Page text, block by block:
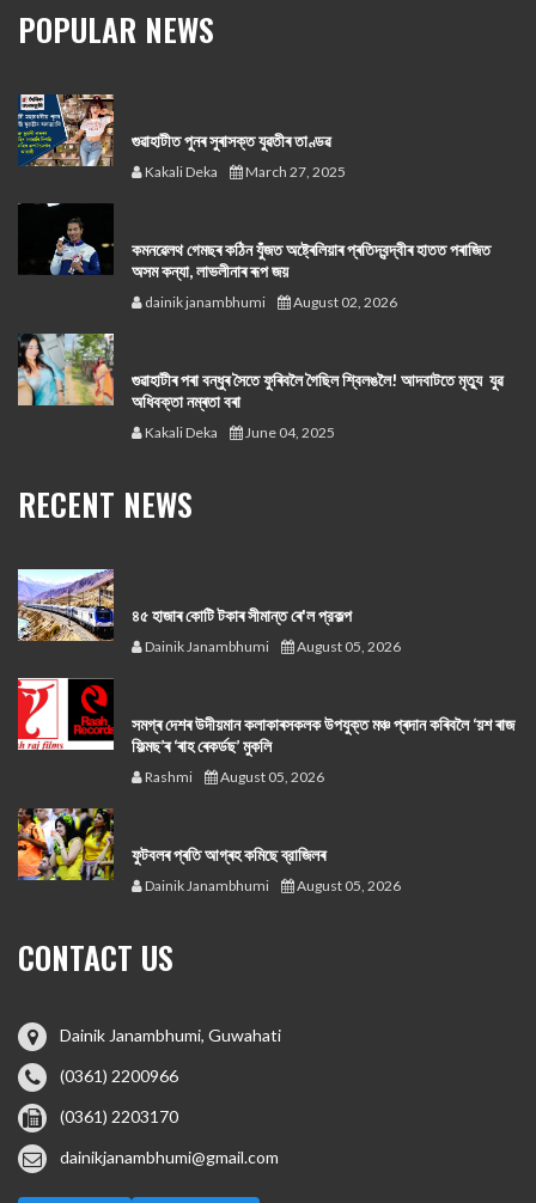
POPULAR NEWS
গুৱাহাটীত পুনৰ সুৰাসক্ত যুৱতীৰ তাণ্ডৱ
Kakali Deka March 27, 2025
কমনৱেলথ গেমছৰ কঠিন যুঁজত অষ্ট্ৰেলিয়াৰ প্ৰতিদ্বন্দ্বীৰ হাতত পৰাজিত
অসম কন্যা, লাভলীনাৰ ৰূপ জয়
dainik janambhumi August 02, 2026
গুৱাহাটীৰ পৰা বন্ধুৰ সৈতে ফুৰিবলৈ গৈছিল শ্বিলঙলৈ! আদবাটতে মৃত্যু যুৱ
অধিবক্তা নম্ৰতা বৰা
Kakali Deka June 04, 2025
RECENT NEWS
৪৫ হাজাৰ কোটি টকাৰ সীমান্ত ৰে'ল প্রকল্প
Dainik Janambhumi August 05, 2026
সমগ্ৰ দেশৰ উদীয়মান কলাকাৰসকলক উপযুক্ত মঞ্চ প্ৰদান কৰিবলৈ ‘য়শ ৰাজ
ফিল্মছ’ৰ ‘ৰাহ ৰেকৰ্ডছ’ মুকলি
Rashmi August 05, 2026
ফুটবলৰ প্ৰতি আগ্ৰহ কমিছে ব্রাজিলৰ
Dainik Janambhumi August 05, 2026
CONTACT US
Dainik Janambhumi, Guwahati
(0361) 2200966
(0361) 2203170
dainikjanambhumi@gmail.com